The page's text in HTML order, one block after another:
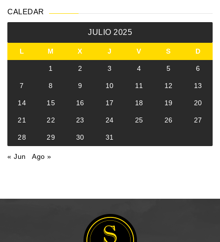
CALEDAR
JULIO 2025
L M X J V S D
1 2 3 4 5 6
7 8 9 10 11 12 13
14 15 16 17 18 19 20
21 22 23 24 25 26 27
28 29 30 31
« Jun Ago »